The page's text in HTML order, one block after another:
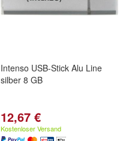
Intenso USB-Stick Alu Line
silber 8 GB
12,67 €
Kostenloser Versand